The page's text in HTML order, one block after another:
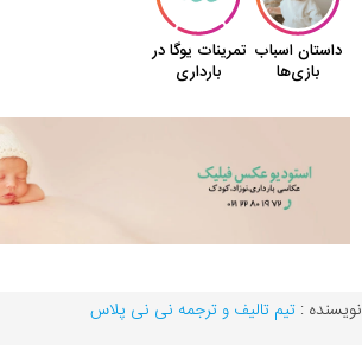
نویسنده : تیم تالیف و ترجمه نی نی پلاس